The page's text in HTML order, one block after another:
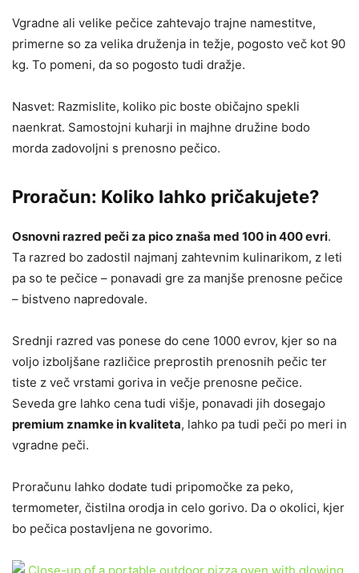
Vgradne ali velike pečice zahtevajo trajne namestitve,
primerne so za velika druženja in težje, pogosto več kot 90
kg. To pomeni, da so pogosto tudi dražje.
Nasvet: Razmislite, koliko pic boste običajno spekli
naenkrat. Samostojni kuharji in majhne družine bodo
morda zadovoljni s prenosno pečico.
Proračun: Koliko lahko pričakujete?
Osnovni razred peči za pico znaša med 100 in 400 evri.
Ta razred bo zadostil najmanj zahtevnim kulinarikom, z leti
pa so te pečice – ponavadi gre za manjše prenosne pečice
– bistveno napredovale.
Srednji razred vas ponese do cene 1000 evrov, kjer so na
voljo izboljšane različice preprostih prenosnih pečic ter
tiste z več vrstami goriva in večje prenosne pečice.
Seveda gre lahko cena tudi višje, ponavadi jih dosegajo
premium znamke in kvaliteta, lahko pa tudi peči po meri in
vgradne peči.
Proračunu lahko dodate tudi pripomočke za peko,
termometer, čistilna orodja in celo gorivo. Da o okolici, kjer
bo pečica postavljena ne govorimo.